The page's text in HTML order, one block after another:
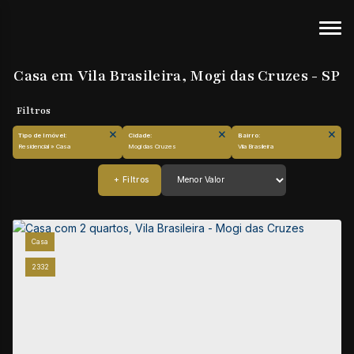
Casa em Vila Brasileira, Mogi das Cruzes - SP
Tipo de Imóvel:
Cidade:
Mogi das Cruzes
Bairro:
Vila Brasileira
2332
Casa